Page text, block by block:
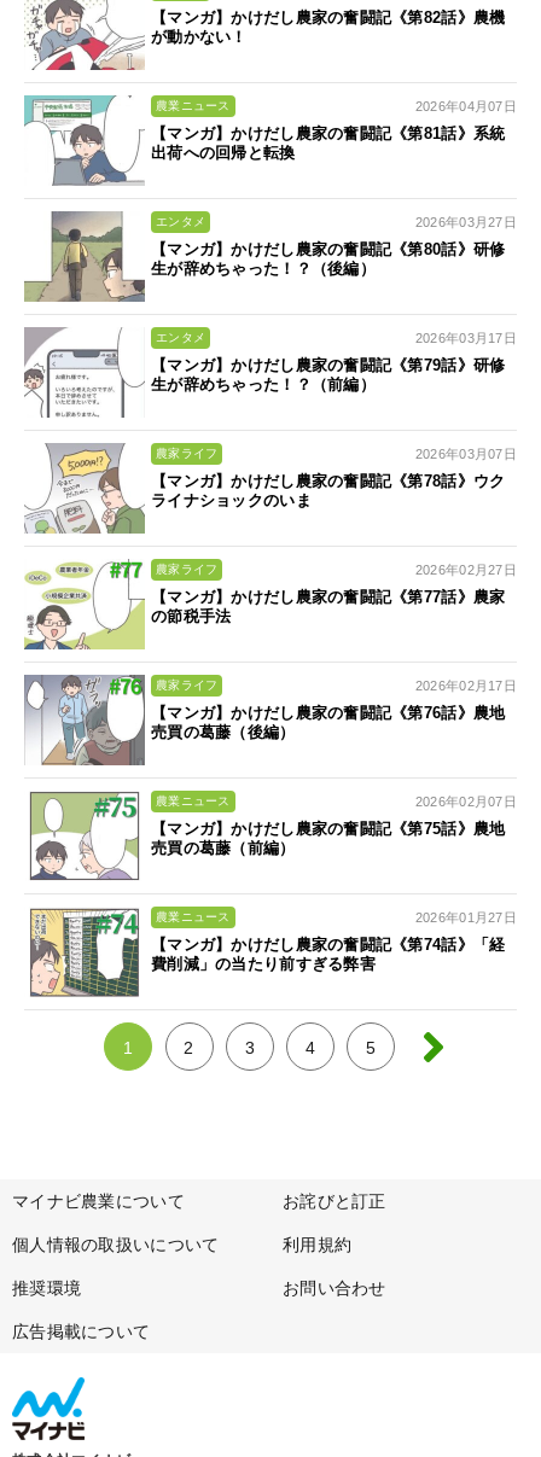
【マンガ】かけだし農家の奮闘記《第82話》農機
が動かない！
農業ニュース 2026年04月07日
【マンガ】かけだし農家の奮闘記《第81話》系統
出荷への回帰と転換
エンタメ 2026年03月27日
【マンガ】かけだし農家の奮闘記《第80話》研修
生が辞めちゃった！？（後編）
エンタメ 2026年03月17日
【マンガ】かけだし農家の奮闘記《第79話》研修
生が辞めちゃった！？（前編）
農家ライフ 2026年03月07日
【マンガ】かけだし農家の奮闘記《第78話》ウク
ライナショックのいま
農家ライフ 2026年02月27日
【マンガ】かけだし農家の奮闘記《第77話》農家
の節税手法
農家ライフ 2026年02月17日
【マンガ】かけだし農家の奮闘記《第76話》農地
売買の葛藤（後編）
農業ニュース 2026年02月07日
【マンガ】かけだし農家の奮闘記《第75話》農地
売買の葛藤（前編）
農業ニュース 2026年01月27日
【マンガ】かけだし農家の奮闘記《第74話》「経
費削減」の当たり前すぎる弊害
1 2 3 4 5
マイナビ農業について お詫びと訂正
個人情報の取扱いについて 利用規約
推奨環境 お問い合わせ
広告掲載について